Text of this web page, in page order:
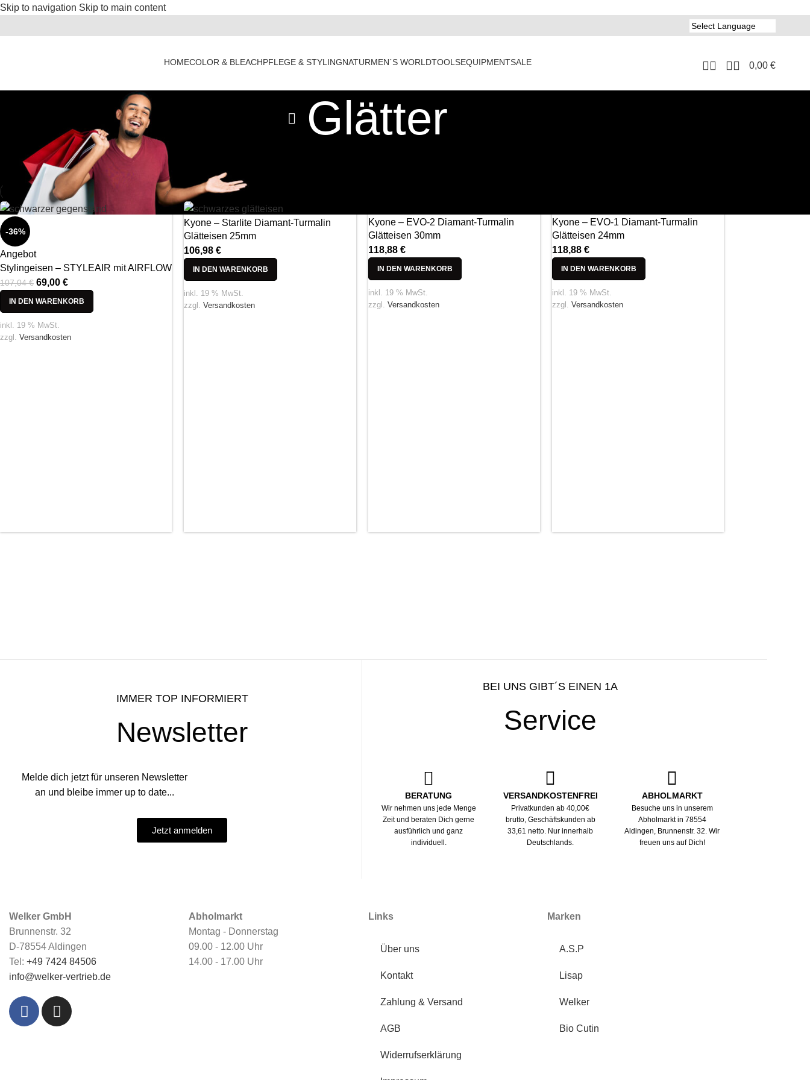
Skip to navigation Skip to main content
HOMECOLOR & BLEACHPFLEGE & STYLINGNATURMEN´S WORLDTOOLSEQUIPMENTSALE 0,00 €
Glätter
-36%
Angebot
Stylingeisen – STYLEAIR mit AIRFLOW
107,04€ 69,00 €
IN DEN WARENKORB
inkl. 19 % MwSt.
zzgl. Versandkosten
Kyone – Starlite Diamant-Turmalin
Glätteisen 25mm
106,98€
IN DEN WARENKORB
inkl. 19 % MwSt.
zzgl.Versandkosten
Kyone – EVO-2 Diamant-Turmalin
Glätteisen 30mm
118,88 €
IN DEN WARENKORB
inkl. 19 % MwSt.
zzgl. Versandkosten
Kyone – EVO-1 Diamant-Turmalin
Glätteisen 24mm
118,88 €
IN DEN WARENKORB
inkl. 19 % MwSt.
zzgl. Versandkosten
IMMER TOP INFORMIERT
Newsletter
Melde dich jetzt für unseren Newsletter
an und bleibe immer up to date...
Jetzt anmelden
BEI UNS GIBT´S EINEN 1A
Service
BERATUNG
Wir nehmen uns jede Menge
Zeit und beraten Dich gerne
ausführlich und ganz
individuell.
VERSANDKOSTENFREI
Privatkunden ab 40,00€
brutto, Geschäftskunden ab
33,61 netto. Nur innerhalb
Deutschlands.
ABHOLMARKT
Besuche uns in unserem
Abholmarkt in 78554
Aldingen, Brunnenstr. 32. Wir
freuen uns auf Dich!
Welker GmbH
Brunnenstr. 32
D-78554 Aldingen
Tel: +49 7424 84506
info@welker-vertrieb.de
Abholmarkt
Montag - Donnerstag
09.00 - 12.00 Uhr
14.00 - 17.00 Uhr
Links
Über uns
Kontakt
Zahlung & Versand
AGB
Widerrufserklärung
Marken
A.S.P
Lisap
Welker
Bio Cutin